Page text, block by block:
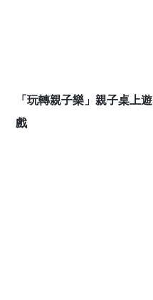
「玩轉親子樂」親子桌上遊
戲